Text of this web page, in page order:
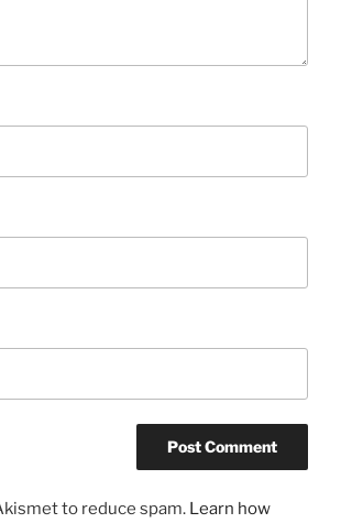
to reduce spam. Learn how